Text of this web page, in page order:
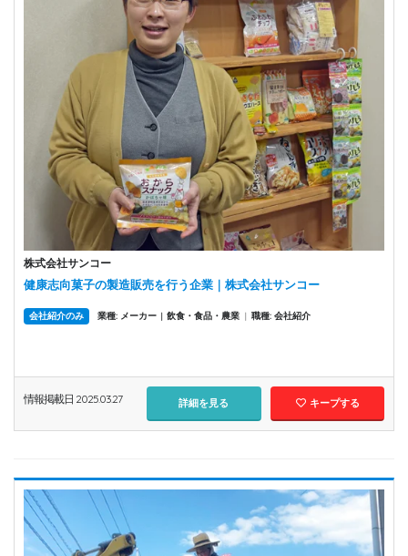
株式会社サンコー
健康志向菓子の製造販売を行う企業｜株式会社サンコー
会社紹介のみ 業種: メーカー | 飲食・食品・農業 | 職種: 会社紹介
情報掲載日 2025.03.27 詳細を見る キープする